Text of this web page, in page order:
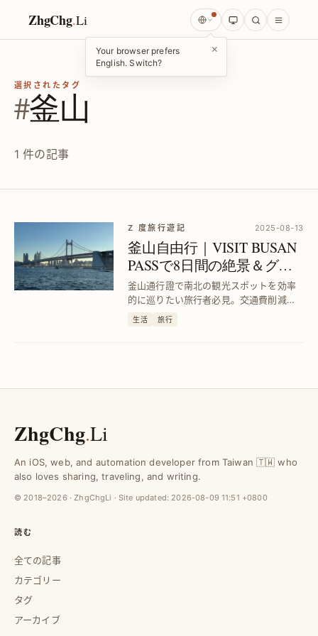
ZhgChg.Li
Your browser prefers
English. Switch?
×
選択されたタグ
#釜山
1 件の記事
Z 度旅行遊記 2025-08-13
釜山自由行｜VISIT BUSAN
PASSで8日間の絶景＆グル
メ満喫ガイド
釜山通行證で南北の観光スポットを効率
的に巡りたい旅行者必見。交通費削減と
人気グルメ体験を両立し、ストレスフリ
生活 旅行
ZhgChg.Li
An iOS, web, and automation developer from Taiwan 🇹🇼 who
also loves sharing, traveling, and writing.
© 2018–2026 · ZhgChgLi · Site updated: 2026-08-09 11:51 +0800
読む
全ての記事
カテゴリー
タグ
アーカイブ